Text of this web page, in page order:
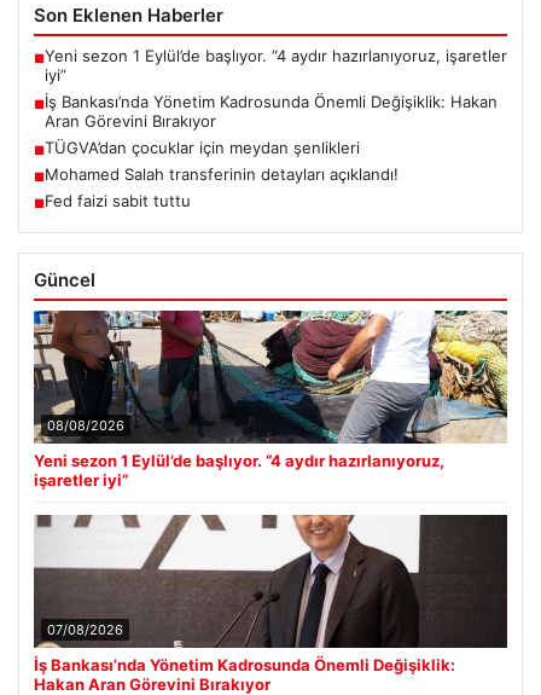
Son Eklenen Haberler
■Yeni sezon 1 Eylül’de başlıyor. “4 aydır hazırlanıyoruz, işaretler
iyi”
■İş Bankası’nda Yönetim Kadrosunda Önemli Değişiklik: Hakan
Aran Görevini Bırakıyor
■TÜGVA’dan çocuklar için meydan şenlikleri
■Mohamed Salah transferinin detayları açıklandı!
■Fed faizi sabit tuttu
Güncel
08/08/2026
Yeni sezon 1 Eylül’de başlıyor. “4 aydır hazırlanıyoruz,
işaretler iyi”
07/08/2026
İş Bankası’nda Yönetim Kadrosunda Önemli Değişiklik:
Hakan Aran Görevini Bırakıyor